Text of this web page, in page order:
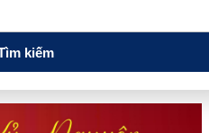
làm chủ công nghệ, sản
kiếm